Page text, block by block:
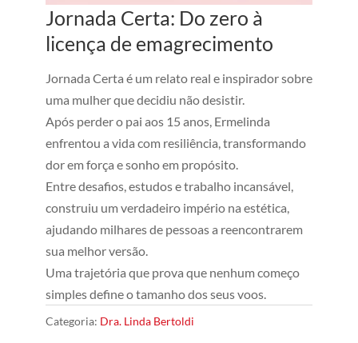
Jornada Certa: Do zero à
licença de emagrecimento
Jornada Certa é um relato real e inspirador sobre
uma mulher que decidiu não desistir.
Após perder o pai aos 15 anos, Ermelinda
enfrentou a vida com resiliência, transformando
dor em força e sonho em propósito.
Entre desafios, estudos e trabalho incansável,
construiu um verdadeiro império na estética,
ajudando milhares de pessoas a reencontrarem
sua melhor versão.
Uma trajetória que prova que nenhum começo
simples define o tamanho dos seus voos.
Categoria: Dra. Linda Bertoldi